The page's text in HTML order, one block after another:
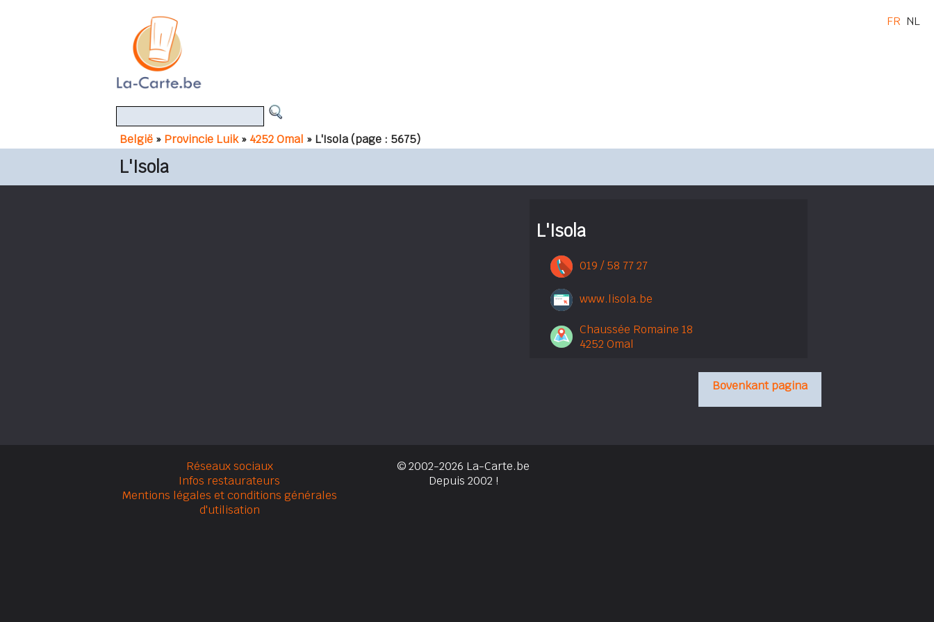
België » Provincie Luik»4252 Omal » L'Isola(page : 5675)
FR NL
L'Isola
L'Isola
019 / 58 77 27
www.lisola.be
Chaussée Romaine 18
4252 Omal
Bovenkant pagina
Réseaux sociaux
Infos restaurateurs
Mentions légales et conditions générales
d'utilisation
© 2002-2026 La-Carte.be
Depuis 2002 !